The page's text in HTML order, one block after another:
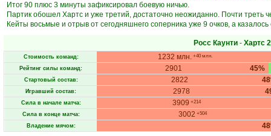
Итог 90 плюс 3 минуты зафиксировал боевую ничью.
Партик обошел Хартс и уже третий, достаточно неожиданно. Почти треть
Кейты восьмые и отрыв от сегодняшнего соперника уже 9 очков, а казалось
Росс Каунти - Хартс
Стоимость команд: 1232 млн. +40 млн.
Рейтинг силы команд: 45%
2901
Стартовый состав: 2822
Игравший состав: 2978
Сила в начале матча: 3909 +214
Сила в конце матча: 3002 +504
Владение мячом: